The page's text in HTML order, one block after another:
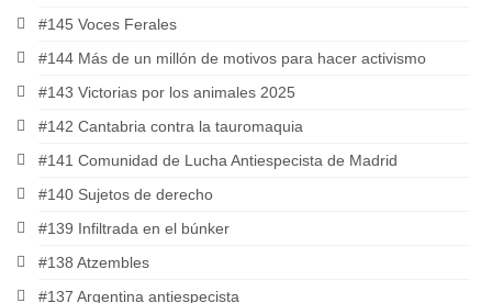
#145 Voces Ferales
#144 Más de un millón de motivos para hacer activismo
#143 Victorias por los animales 2025
#142 Cantabria contra la tauromaquia
#141 Comunidad de Lucha Antiespecista de Madrid
#140 Sujetos de derecho
#139 Infiltrada en el búnker
#138 Atzembles
#137 Argentina antiespecista